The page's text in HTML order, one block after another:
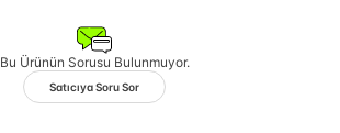
Bu Ürünün Sorusu Bulunmuyor.
Satıcıya Soru Sor